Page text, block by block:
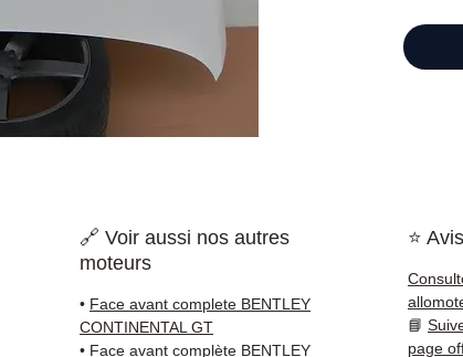
sur
reste
+33 6
🔗 Voir aussi nos autres
moteurs
• Face avant complete BENTLEY
CONTINENTAL GT
• Face avant complète BENTLEY
⭐
📘
page